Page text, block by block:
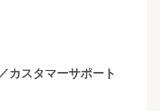
カスタマーサポート